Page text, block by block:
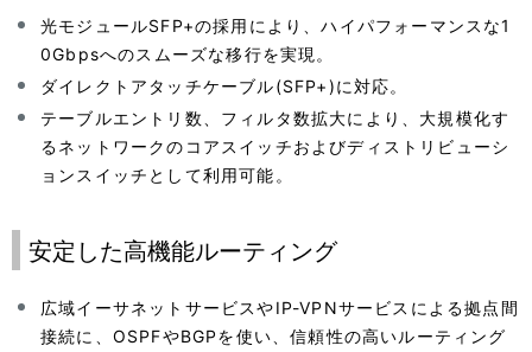
光モジュールSFP+の採用により、ハイパフォーマンスな1
0Gbpsへのスムーズな移行を実現。
ダイレクトアタッチケーブル(SFP+)に対応。
テーブルエントリ数、フィルタ数拡大により、大規模化す
るネットワークのコアスイッチおよびディストリビューシ
ョンスイッチとして利用可能。
安定した高機能ルーティング
広域イーサネットサービスやIP-VPNサービスによる拠点間
接続に、OSPFやBGPを使い、信頼性の高いルーティング